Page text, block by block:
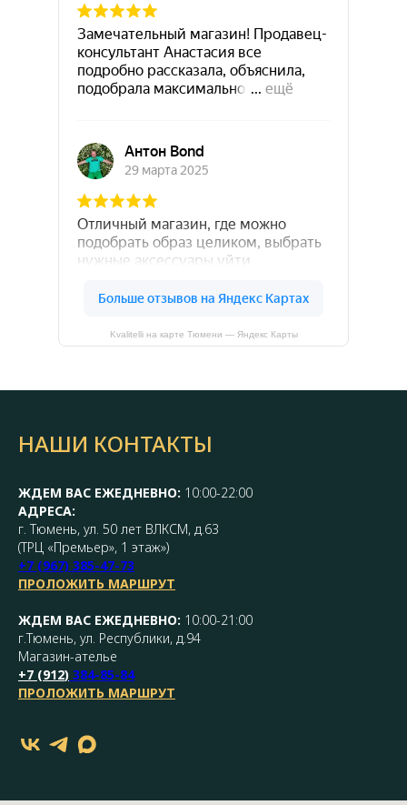
Kvalitelli на карте Тюмени — Яндекс Карты
НАШИ КОНТАКТЫ
ЖДЕМ ВАС ЕЖЕДНЕВНО: 10:00-22:00
АДРЕСА:
г. Тюмень, ул. 50 лет ВЛКСМ, д.63
(ТРЦ «Премьер», 1 этаж»)
+7 (967) 385-47-73
ПРОЛОЖИТЬ МАРШРУТ
ЖДЕМ ВАС ЕЖЕДНЕВНО: 10:00-21:00
г.Тюмень, ул. Республики, д.94
Магазин-ателье
+7 (912) 384-85-84
ПРОЛОЖИТЬ МАРШРУТ